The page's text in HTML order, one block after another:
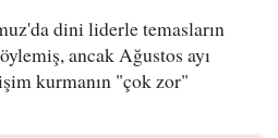
dini liderle temasların
ancak Ağustos ayı
kurmanın "çok zor"